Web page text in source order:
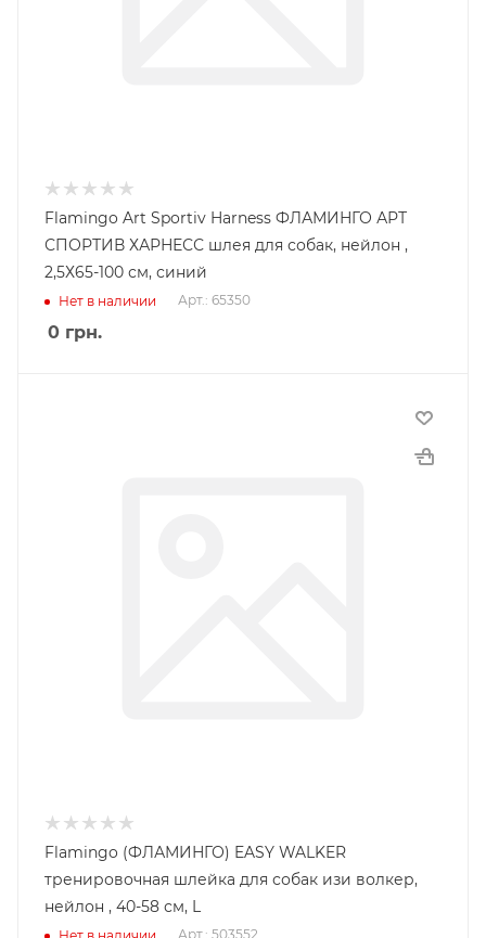
Flamingo Art Sportiv Harness ФЛАМИНГО АРТ
СПОРТИВ ХАРНЕСС шлея для собак, нейлон ,
2,5Х65-100 см, синий
Нет в наличии Арт.: 65350
0 грн.
Flamingo (ФЛАМИНГО) EASY WALKER
тренировочная шлейка для собак изи волкер,
нейлон , 40-58 см, L
Арт.: 503552